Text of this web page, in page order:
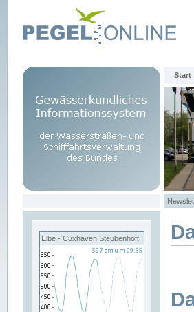
Start
Elbe - Cuxhaven Steubenhöft